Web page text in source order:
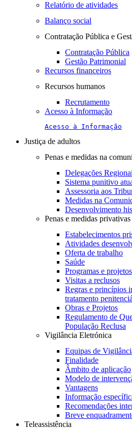
Relatório de atividades
Balanço social
Contratação Pública e
Contratação Pública
Gestão Patrimonial
Recursos financeiros
Recursos humanos
Recrutamento
Acesso à Informação
Acesso à Informação
Justiça de adultos
Penas e medidas na
Delegações
Sistema punitivo
Assessoria aos
Medidas na
Desenvolvimento
Penas e medidas
Estabelecimentos
Atividades
Oferta de trabalho
Saúde
Programas e projetos
Visitas a reclusos
Regras e princípios
tratamento
Obras e Projetos
Regulamento de
População Reclusa
Vigilância Eletrónica
Equipas de
Finalidade
Âmbito de aplicação
Modelo de
Vantagens
Informação
Recomendações
Breve
Teleassistência